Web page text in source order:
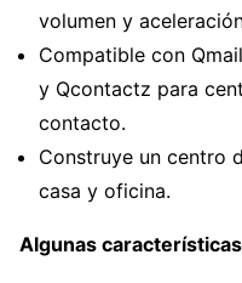
volumen y
Compatible con
y Qcontactz para
contacto.
Construye un centro
casa y oficina.
Algunas